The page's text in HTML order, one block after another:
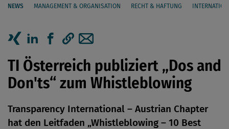
NEWS MANAGEMENT & ORGANISATION RECHT & HAFTUNG
Seiteninhalt
Artikel auf Xing teilen
Artikel auf linkedIn teilen
Artikel auf Facebook teilen
Artikellink kopieren
Artikel per Mail teilen
TI Österreich publiziert „Dos and
Don'ts“ zum Whistleblowing
Transparency International – Austrian Chapter
hat den Leitfaden „Whistleblowing – 10 Best